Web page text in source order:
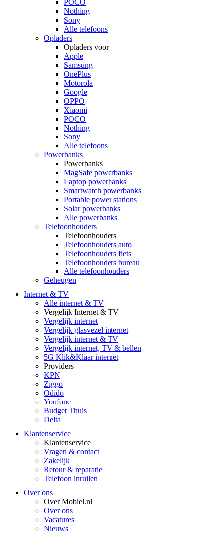
POCO
Nothing
Sony
Alle telefoons
Opladers
Opladers voor
Apple
Samsung
OnePlus
Motorola
Google
OPPO
Xiaomi
POCO
Nothing
Sony
Alle telefoons
Powerbanks
Powerbanks
MagSafe powerbanks
Laptop powerbanks
Smartwatch powerbanks
Portable power stations
Solar powerbanks
Alle powerbanks
Telefoonhouders
Telefoonhouders
Telefoonhouders auto
Telefoonhouders fiets
Telefoonhouders bureau
Alle telefoonhouders
Geheugen
Internet & TV
Alle internet & TV
Vergelijk Internet & TV
Vergelijk internet
Vergelijk glasvezel internet
Vergelijk internet & TV
Vergelijk internet, TV & bellen
5G Klik&Klaar internet
Providers
KPN
Ziggo
Odido
Youfone
Budget Thuis
Delta
Klantenservice
Klantenservice
Vragen & contact
Zakelijk
Retour & reparatie
Telefoon inruilen
Over ons
Over Mobiel.nl
Over ons
Vacatures
Nieuws